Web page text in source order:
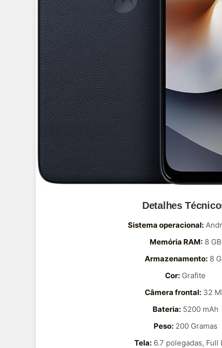
Detalhes
Sistema operacional:
Memória RAM:8 GB
Armazenamento:8
Cor: Grafite
Câmera frontal: 32
Bateria:5200 mAh
Peso:200 Gramas
Tela: 6.7 polegadas, Full